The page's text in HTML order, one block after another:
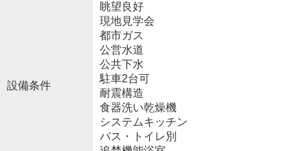
設備条件
眺望良好
現地見学会
都市ガス
公営水道
公共下水
駐車2台可
耐震構造
食器洗い乾燥機
システムキッチン
バス・トイレ別